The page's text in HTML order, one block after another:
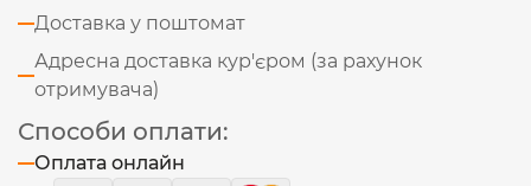
Доставка у поштомат
Адресна доставка кур'єром (за рахунок
отримувача)
Способи оплати:
Оплата онлайн